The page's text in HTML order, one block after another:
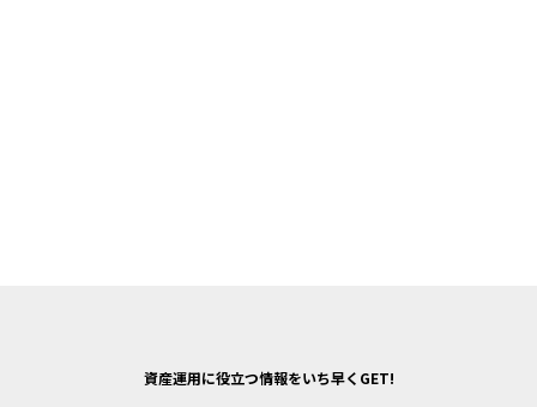
資産運用に役立つ情報をいち早くGET!